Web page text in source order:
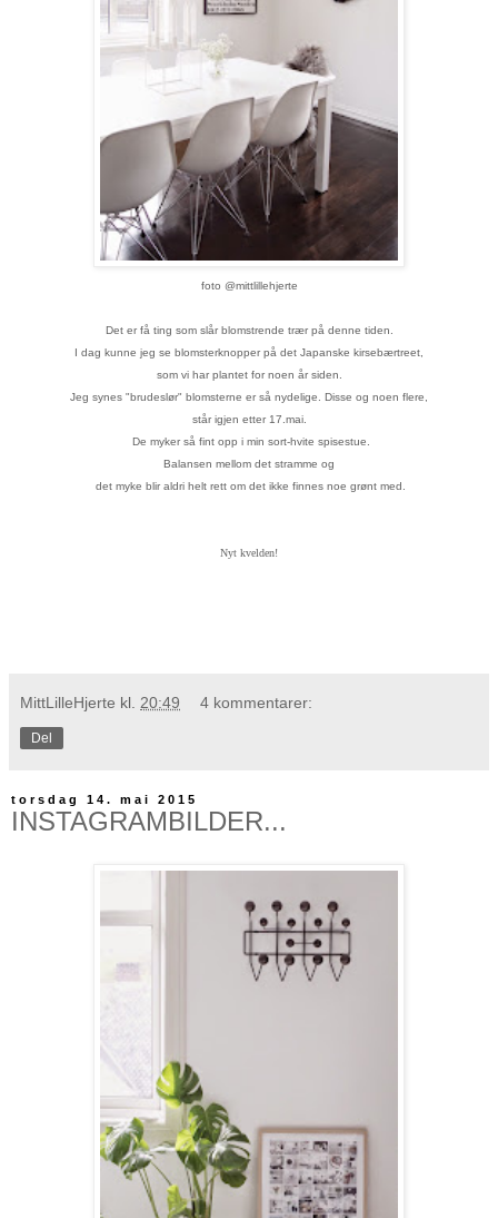
foto @mittlillehjerte
Det er få ting som slår blomstrende trær på denne tiden.
I dag kunne jeg se blomsterknopper på det Japanske kirsebærtreet,
som vi har plantet for noen år siden.
Jeg synes "brudeslør" blomsterne er så nydelige. Disse og noen flere,
står igjen etter 17.mai.
De myker så fint opp i min sort-hvite spisestue.
Balansen mellom det stramme og
det myke blir aldri helt rett om det ikke finnes noe grønt med.
Nyt kvelden!
MittLilleHjerte kl. 20:49 4 kommentarer:
Del
torsdag 14. mai 2015
INSTAGRAMBILDER...